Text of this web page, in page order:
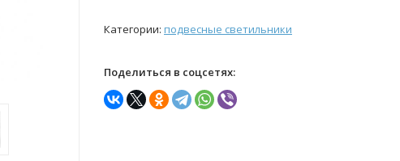
Категории: подвесные светильники
Поделиться в соцсетях: